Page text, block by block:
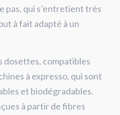
pas, qui s’entretient très
à fait adapté à un
dosettes, compatibles
à expresso, qui sont
et biodégradables.
à partir de fibres